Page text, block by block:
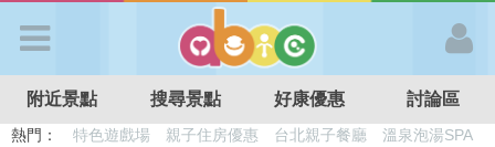
APP登入
附近景點 搜尋景點 好康優惠 討論區
熱門： 溜滑梯民宿 觀光工廠 DIY摘果
日本親子景點